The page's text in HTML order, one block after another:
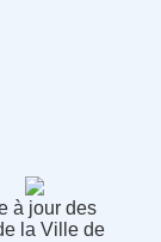
à jour des
la Ville de